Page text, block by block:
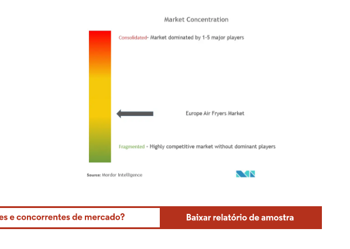
Imagem © Mordor Intelligence. O reuso requer atribuição conforme CC BY 4.0.